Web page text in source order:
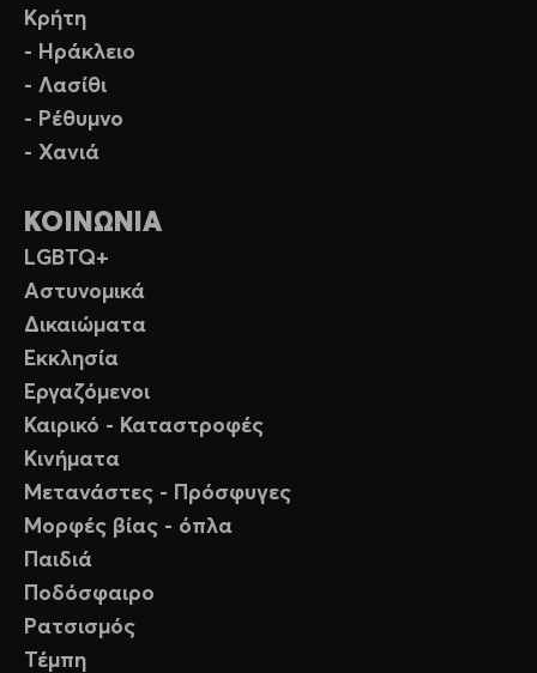
Κρήτη
- Ηράκλειο
- Λασίθι
- Ρέθυμνο
- Χανιά
ΚΟΙΝΩΝΙΑ
LGBTQ+
Αστυνομικά
Δικαιώματα
Εκκλησία
Εργαζόμενοι
Καιρικό - Καταστροφές
Κινήματα
Μετανάστες - Πρόσφυγες
Μορφές βίας - όπλα
Παιδιά
Ποδόσφαιρο
Ρατσισμός
Τέμπη